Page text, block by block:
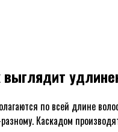
выглядит
по всей длине
Каскадом